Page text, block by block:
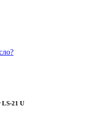
21 U